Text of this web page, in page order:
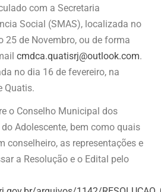
com a Secretaria
Social (SMAS), localizada no
25 de Novembro, ou de forma
cmdca.quatisrj@outlook.com.
no dia 16 de fevereiro, na
Quatis.
o Conselho Municipal dos
Adolescente, bem como quais
conselheiro, as representações e
a Resolução e o Edital pelo